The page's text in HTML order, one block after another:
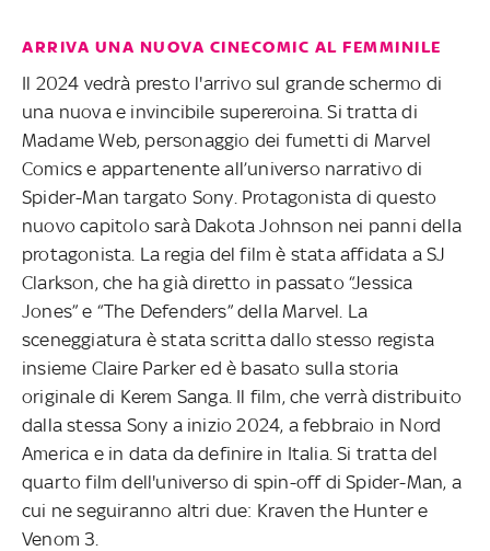
ARRIVA UNA NUOVA CINECOMIC AL FEMMINILE
Il 2024 vedrà presto l'arrivo sul grande schermo di
una nuova e invincibile supereroina. Si tratta di
Madame Web, personaggio dei fumetti di Marvel
Comics e appartenente all’universo narrativo di
Spider-Man targato Sony. Protagonista di questo
nuovo capitolo sarà Dakota Johnson nei panni della
protagonista. La regia del film è stata affidata a SJ
Clarkson, che ha già diretto in passato “Jessica
Jones” e “The Defenders” della Marvel. La
sceneggiatura è stata scritta dallo stesso regista
insieme Claire Parker ed è basato sulla storia
originale di Kerem Sanga. Il film, che verrà distribuito
dalla stessa Sony a inizio 2024, a febbraio in Nord
America e in data da definire in Italia. Si tratta del
quarto film dell'universo di spin-off di Spider-Man, a
cui ne seguiranno altri due: Kraven the Hunter e
Venom 3.